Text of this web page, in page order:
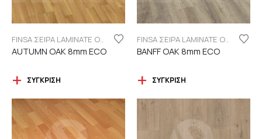
FINSA ΣΕΙΡΑ LAMINATE ORIGINAL "ECO LABEL"
AUTUMN OAK 8mm ECO
ΣΎΓΚΡΙΣΗ
FINSA ΣΕΙΡΑ LAMINATE ORIGINAL "ECO LABEL"
BANFF OAK 8mm ECO
ΣΎΓΚΡΙΣΗ